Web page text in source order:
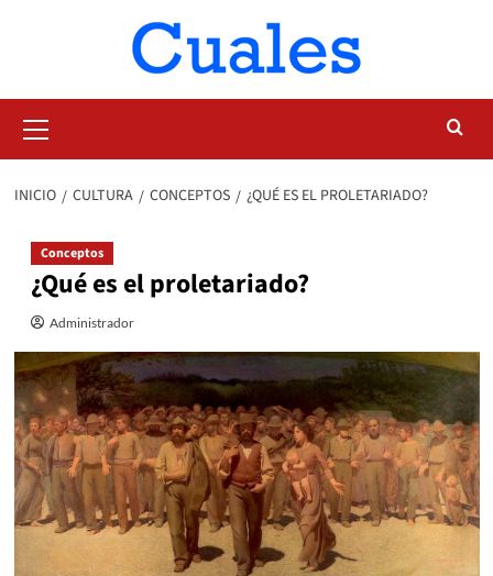
primario
INICIO CULTURA CONCEPTOS ¿QUÉ ES EL PROLETARIADO?
Conceptos
¿Qué es el proletariado?
Administrador